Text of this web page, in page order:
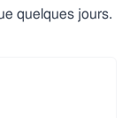
quelques jours.